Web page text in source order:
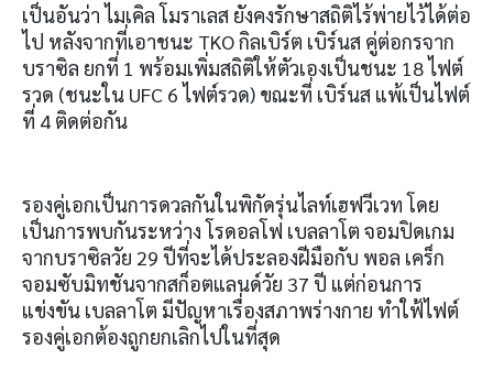
เป็นอันว่า ไมเคิล โมราเลส ยังคงรักษาสถิติไร้พ่ายไว้ได้ต่อ
ไป หลังจากที่เอาชนะ TKO กิลเบิร์ต เบิร์นส คู่ต่อกรจาก
บราซิล ยกที่ 1 พร้อมเพิ่มสถิติให้ตัวเองเป็นชนะ 18 ไฟต์
รวด (ชนะใน UFC 6 ไฟต์รวด) ขณะที่ เบิร์นส แพ้เป็นไฟต์
ที่ 4 ติดต่อกัน
รองคู่เอกเป็นการดวลกันในพิกัดรุ่นไลท์เฮฟวีเวท โดย
เป็นการพบกันระหว่าง โรดอลโฟ เบลลาโต จอมปิดเกม
จากบราซิลวัย 29 ปีที่จะได้ประลองฝีมือกับ พอล เคร็ก
จอมซับมิทชันจากสก็อตแลนด์วัย 37 ปี แต่ก่อนการ
แข่งขัน เบลลาโต มีปัญหาเรื่องสภาพร่างกาย ทำใฟ้ไฟต์
รองคู่เอกต้องถูกยกเลิกไปในที่สุด